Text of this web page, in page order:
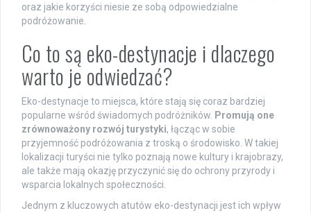
oraz jakie korzyści niesie ze sobą odpowiedzialne
podróżowanie.
Co to są eko-destynacje i dlaczego
warto je odwiedzać?
Eko-destynacje to miejsca, które stają się coraz bardziej
popularne wśród świadomych podróżników. Promują one
zrównoważony rozwój turystyki, łącząc w sobie
przyjemność podróżowania z troską o środowisko. W takiej
lokalizacji turyści nie tylko poznają nowe kultury i krajobrazy,
ale także mają okazję przyczynić się do ochrony przyrody i
wsparcia lokalnych społeczności.
Jednym z kluczowych atutów eko-destynacji jest ich wpływ